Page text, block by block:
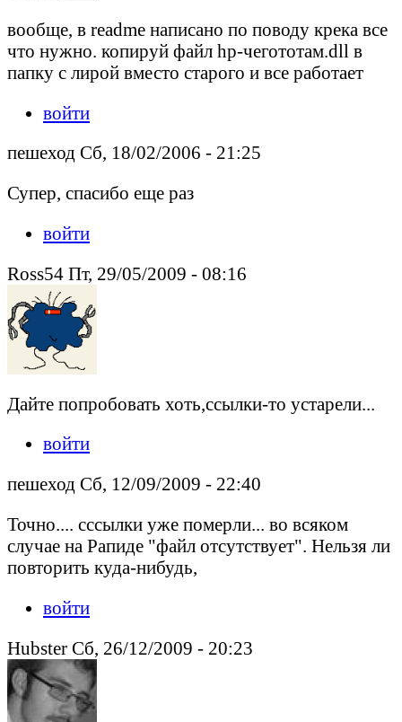
вообще, в readme написано по поводу крека все
что нужно. копируй файл hp-чегототам.dll в
папку с лирой вместо старого и все работает
войти
пешеход Сб, 18/02/2006 - 21:25
Супер, спасибо еще раз
войти
Ross54 Пт, 29/05/2009 - 08:16
Дайте попробовать хоть,ссылки-то устарели...
войти
пешеход Сб, 12/09/2009 - 22:40
Точно.... сссылки уже померли... во всяком
случае на Рапиде "файл отсутствует". Нельзя ли
повторить куда-нибудь,
войти
Hubster Сб, 26/12/2009 - 20:23